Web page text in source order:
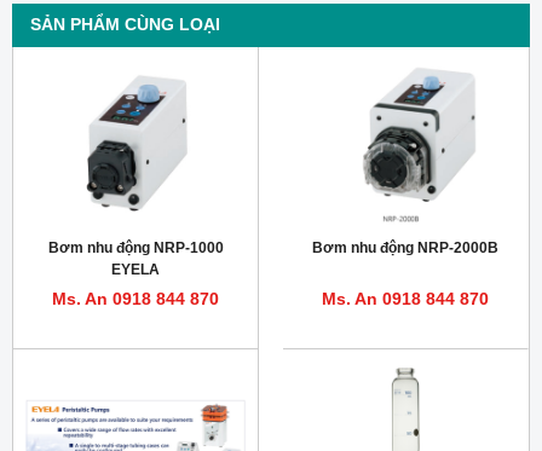
SẢN PHẨM CÙNG LOẠI
Bơm nhu động NRP-1000
EYELA
Ms. An 0918 844 870
Bơm nhu động NRP-2000B
Ms. An 0918 844 870